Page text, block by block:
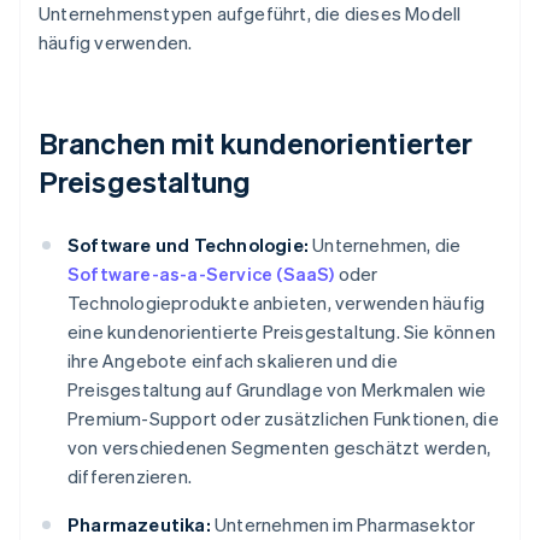
Unternehmenstypen aufgeführt, die dieses Modell
häufig verwenden.
Branchen mit kundenorientierter
Preisgestaltung
Software und Technologie: Unternehmen, die
Software-as-a-Service (SaaS) oder
Technologieprodukte anbieten, verwenden häufig
eine kundenorientierte Preisgestaltung. Sie können
ihre Angebote einfach skalieren und die
Preisgestaltung auf Grundlage von Merkmalen wie
Premium-Support oder zusätzlichen Funktionen, die
von verschiedenen Segmenten geschätzt werden,
differenzieren.
Pharmazeutika: Unternehmen im Pharmasektor